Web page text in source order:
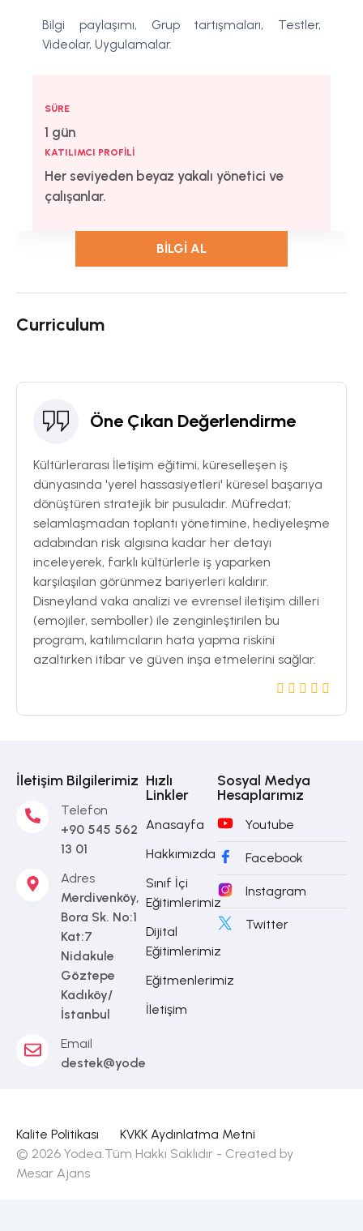
Bilgi paylaşımı, Grup tartışmaları, Testler,
Videolar, Uygulamalar.
SÜRE
1 gün
KATILIMCI PROFILI
Her seviyeden beyaz yakalı yönetici ve
çalışanlar.
BILGI AL
Curriculum
Öne Çıkan Değerlendirme
Kültürlerarası İletişim eğitimi, küreselleşen iş
dünyasında 'yerel hassasiyetleri' küresel başarıya
dönüştüren stratejik bir pusuladır. Müfredat;
selamlaşmadan toplantı yönetimine, hediyeleşme
adabından risk algısına kadar her detayı
inceleyerek, farklı kültürlerle iş yaparken
karşılaşılan görünmez bariyerleri kaldırır.
Disneyland vaka analizi ve evrensel iletişim dilleri
(emojiler, semboller) ile zenginleştirilen bu
program, katılımcıların hata yapma riskini
azaltırken itibar ve güven inşa etmelerini sağlar.
İletişim Bilgilerimiz
Telefon
+90 545 562
13 01
Adres
Merdivenköy,
Bora Sk. No:1
Kat:7
Nidakule
Göztepe
Kadıköy/
İstanbul
Email
destek@yodea.com.tr
Hızlı
Linkler
Anasayfa
Hakkımızda
Sınıf İçi
Eğitimlerimiz
Dijital
Eğitimlerimiz
Eğitmenlerimiz
İletişim
Sosyal Medya
Hesaplarımız
Youtube
Facebook
Instagram
Twitter
Kalite Politikası
KVKK Aydınlatma Metni
© 2026 Yodea.Tüm Hakkı Saklıdır - Created by
Mesar Ajans